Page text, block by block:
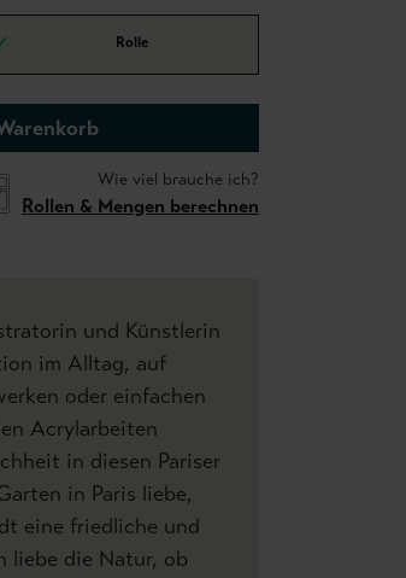
Rolle
Wie viel brauche ich?
Rollen & Mengen berechnen
und Künstlerin
im Alltag, auf
oder einfachen
Acrylarbeiten
in diesen Pariser
in Paris liebe,
eine friedliche und
liebe die Natur, ob